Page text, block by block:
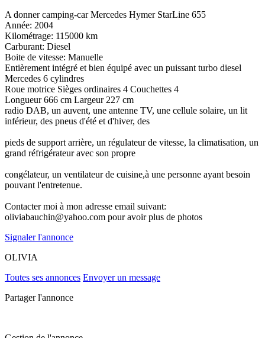
A donner camping-car Mercedes Hymer StarLine 655
Année: 2004
Kilométrage: 115000 km
Carburant: Diesel
Boite de vitesse: Manuelle
Entièrement intégré et bien équipé avec un puissant turbo diesel
Mercedes 6 cylindres
Roue motrice Sièges ordinaires 4 Couchettes 4
Longueur 666 cm Largeur 227 cm
radio DAB, un auvent, une antenne TV, une cellule solaire, un lit
inférieur, des pneus d'été et d'hiver, des
pieds de support arrière, un régulateur de vitesse, la climatisation, un
grand réfrigérateur avec son propre
congélateur, un ventilateur de cuisine,à une personne ayant besoin
pouvant l'entretenue.
Contacter moi à mon adresse email suivant:
oliviabauchin@yahoo.com pour avoir plus de photos
Signaler l'annonce
OLIVIA
Toutes ses annonces Envoyer un message
Partager l'annonce